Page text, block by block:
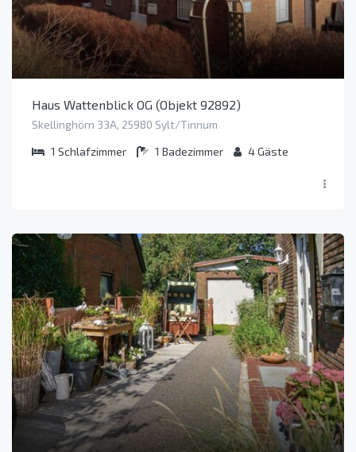
Haus Wattenblick OG (Objekt 92892)
Skellinghörn 33A, 25980 Sylt/Tinnum
1 Schlafzimmer 1 Badezimmer 4Gäste